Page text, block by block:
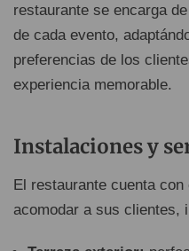
restaurante se encarga
de cada evento,
preferencias de los
experiencia memorable.
Instalaciones y
El restaurante cuenta
acomodar a sus clientes,